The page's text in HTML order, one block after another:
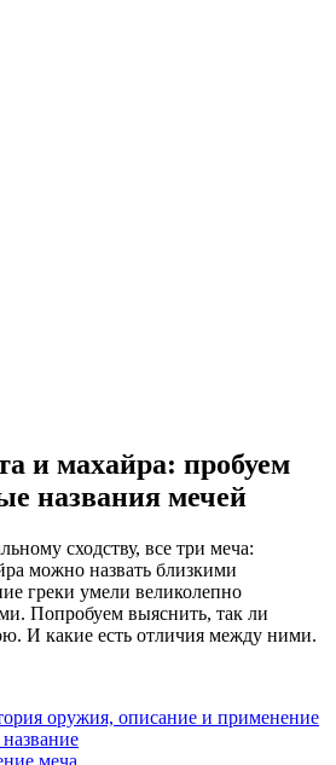
и махайра: пробуем
названия мечей
сходству, все три меча:
можно назвать близкими
греки умели великолепно
Попробуем выяснить, так ли
И какие есть отличия между ними.
оружия, описание и применение
меча